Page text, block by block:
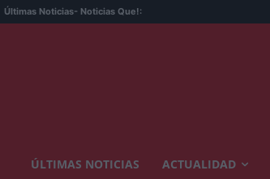
Últimas Noticias- Noticias Que!:
ÚLTIMAS NOTICIAS ACTUALIDAD